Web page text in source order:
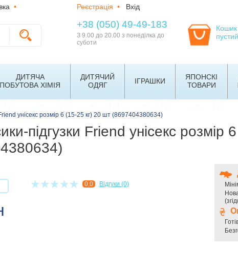
• Реєстрація • Вхід
+38 (050) 49-49-183
З 9.00 до 20.00 з понеділка до
суботи
Кошик
пустий
ДИТЯЧА
ПОБУТОВА ХІМІЯ
ДИТЯЧИЙ
ОДЯГ
ІГРАШКИ
ЯПОНСКІ
ТОВАРИ
унісекс розмір 6 (15-25 кг) 20 шт (8697404380634)
підгузки Friend унісекс розмір
0,0 Відгуки (0)